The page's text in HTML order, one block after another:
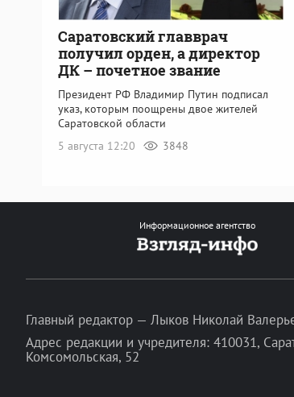
Саратовский главврач
получил орден, а директор
ДК – почетное звание
Президент РФ Владимир Путин подписал
указ, которым поощрены двое жителей
Саратовской области
5 августа 12:20
3848
Информационное агентство
Главный редактор — Лыков Николай
Адрес редакции и учредителя: 410031,
Комсомольская, 52